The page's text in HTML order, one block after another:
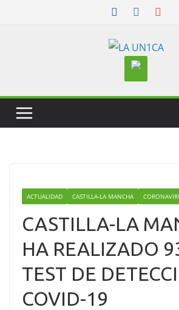
ACTUALIDAD CASTILLA-LA MANCHA
CASTILLA-LA
HA REALIZADO
TEST DE
COVID-19